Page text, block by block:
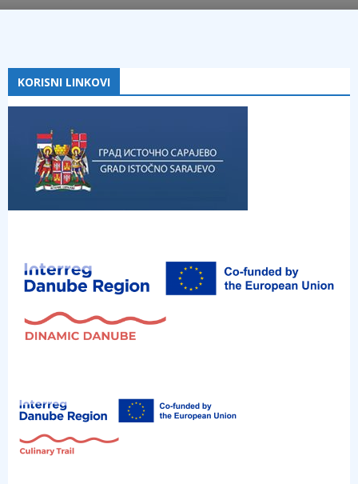
KORISNI LINKOVI